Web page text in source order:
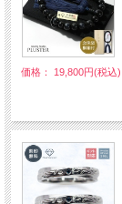
価格： 19,800円(税込)